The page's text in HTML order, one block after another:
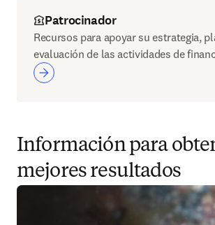
Patrocinador
Recursos para apoyar su estrategia,
evaluación de las actividades de
Información para
mejores resultados